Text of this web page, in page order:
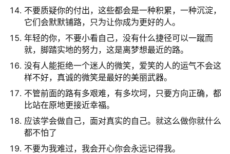
不要质疑你的付出，这些都会是一种积累，一种沉淀，
它们会默默铺路，只为让你成为更好的人。
年轻的你，不要小看自己，没有什么捷径可以一蹴而
就，脚踏实地的努力，这是离梦想最近的路。
没有人能拒绝一个迷人的微笑，爱笑的人的运气不会这
样不好，真诚的微笑是最好的美丽武器。
不管前面的路有多艰难，有多坎坷，只要方向正确，都
比站在原地更接近幸福。
应该学会做自己，面对真实的自己。就这么做你就什么
都不怕了
不要为我难过，我会开心你会永远记得我。